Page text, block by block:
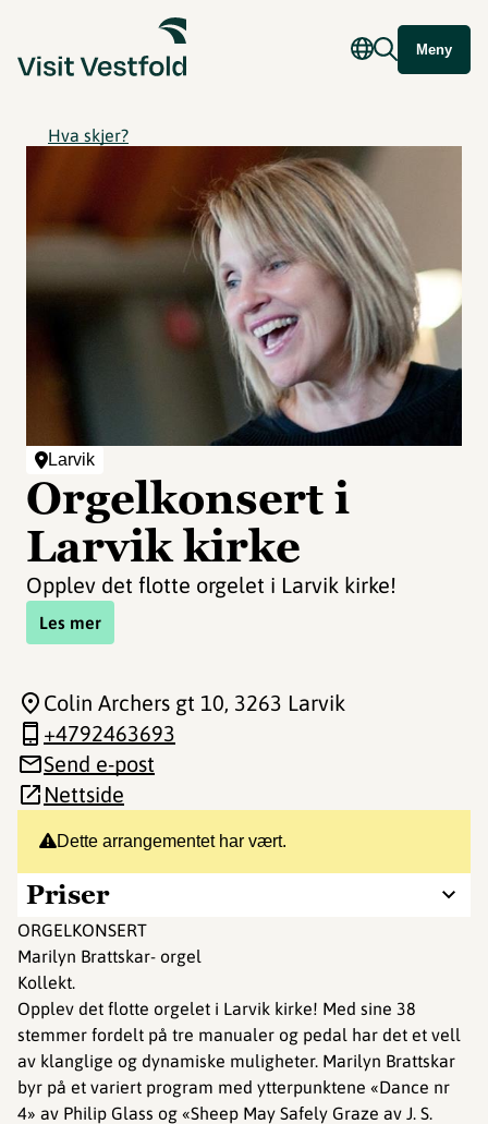
Meny
Hva skjer?
Larvik
Orgelkonsert i
Larvik kirke
Opplev det flotte orgelet i Larvik kirke!
Les mer
Dette arrangementet har vært.
Priser
ORGELKONSERT
Marilyn Brattskar- orgel
Kollekt.
Opplev det flotte orgelet i Larvik kirke! Med sine 38
stemmer fordelt på tre manualer og pedal har det et vell
av klanglige og dynamiske muligheter. Marilyn Brattskar
byr på et variert program med ytterpunktene «Dance nr
4» av Philip Glass og «Sheep May Safely Graze av J. S.
Colin Archers gt 10, 3263 Larvik
+4792463693
Send e-post
Nettside